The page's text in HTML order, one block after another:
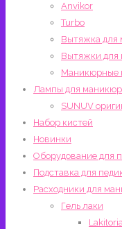
Anvikor
Turbo
Вытяжка для
Вытяжки для
Маникюрные
Лампы для
SUNUV
Набор кистей
Новинки
Оборудование для
Подставка для
Расходники для
Гель лаки